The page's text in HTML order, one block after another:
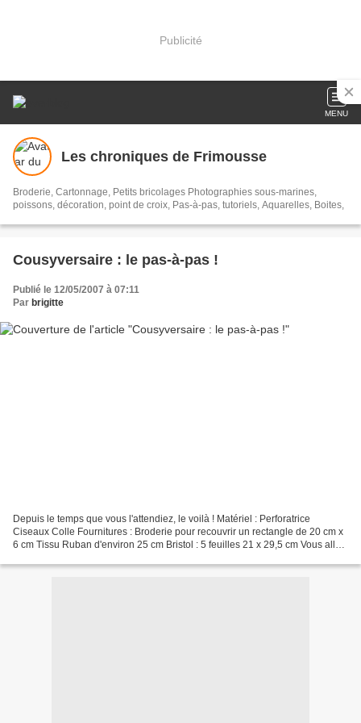
Publicité
MENU
Les chroniques de Frimousse
Broderie, Cartonnage, Petits bricolages Photographies sous-marines,
poissons, décoration, point de croix, Pas-à-pas, tutoriels, Aquarelles, Boites,
Cousyversaire : le pas-à-pas !
Publié le 12/05/2007 à 07:11
Par brigitte
Depuis le temps que vous l'attendiez, le voilà ! Matériel : Perforatrice
Ciseaux Colle Fournitures : Broderie pour recouvrir un rectangle de 20 cm x
6 cm Tissu Ruban d'environ 25 cm Bristol : 5 feuilles 21 x 29,5 cm Vous allez